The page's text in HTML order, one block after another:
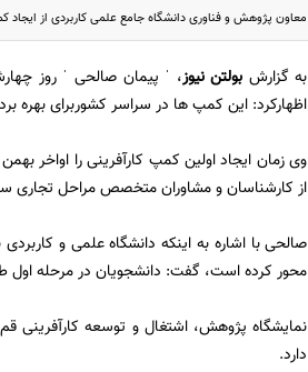
معاون پژوهش و فناوری دانشگاه جامع علمی کاربردی از ایجاد
به گزارش بولتن نيوز، ˈ پیمان صالحی ˈ روز
اظهارکرد: این کمپ ها در سراسر کشوربرای بهره
وی زمان ایجاد اولین کمپ کارآفرینی را اواخر
از کارشناسان و مشاوران متخصص مراحل تجاری
صالحی با اشاره به اینکه دانشگاه علمی و
محور کرده است، گفت: دانشجویان در مرحله اول
نمایشگاه پژوهش، اشتغال و توسعه کارآفرینی
دارد.